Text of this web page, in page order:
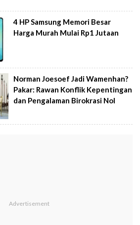
4 HP Samsung Memori Besar
Harga Murah Mulai Rp1 Jutaan
Norman Joesoef Jadi Wamenhan?
Pakar: Rawan Konflik Kepentingan
dan Pengalaman Birokrasi Nol